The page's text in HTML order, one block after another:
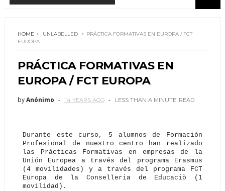
HOME UNLABELLED
PRÁCTICA FORMATIVAS EN EUROPA / FCT
EUROPA
PRÁCTICA FORMATIVAS EN
EUROPA / FCT EUROPA
byAnónimo 14 YEARS AGO LESS THAN A MINUTE READ
Durante este curso, 5 alumnos de Formación
Profesional de nuestro centro han realizado
las Prácticas Formativas en empresas de la
Unión Europea a través del programa Erasmus
(4 movilidades) y a través del programa FCT
Europa de la Conselleria de Educaciò (1
movilidad).